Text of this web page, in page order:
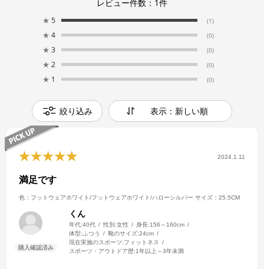
レビュー件数： 1 件
★ 5 (1)
★ 4 (0)
★ 3 (0)
★ 2 (0)
★ 1 (0)
絞り込み 表示：新しい順
2024.1.11
満足です
色：フットウェアホワイト/フットウェアホワイト/ハローシルバー サイズ：25.5CM
くん
年代:40代 性別:女性 身長:156～160cm
体型: ふつう 靴のサイズ:24cm
現在実施のスポーツ:フィットネス
スポーツ・アウトドア歴:1年以上～3年未満